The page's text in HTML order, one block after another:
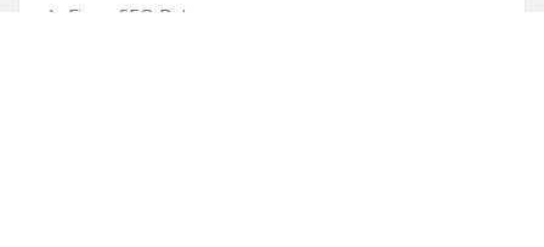
Firma SEO Bytom